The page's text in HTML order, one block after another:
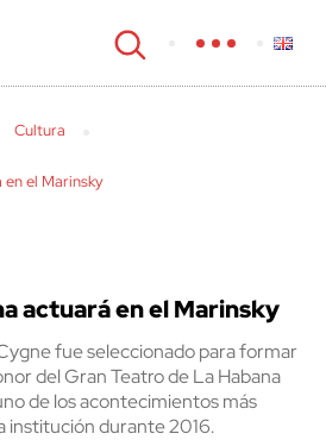
Cultura
el Marinsky
actuará en el Marinsky
fue seleccionado para formar
del Gran Teatro de La Habana
de los acontecimientos más
institución durante 2016.